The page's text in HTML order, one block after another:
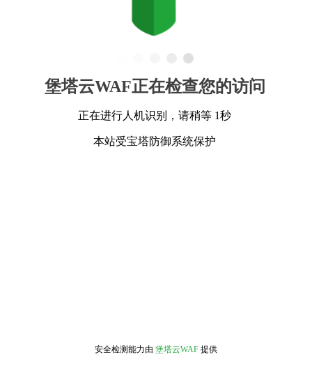
堡塔云WAF正在检查您的访问
正在进行人机识别，请稍等 1秒
本站受宝塔防御系统保护
安全检测能力由 堡塔云WAF 提供